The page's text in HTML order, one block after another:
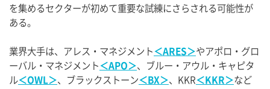
を集めるセクターが初めて重要な試練にさらされる可能性が
ある。
業界大手は、アレス・マネジメント ＜ARES＞やアポロ・グロ
ーバル・マネジメント ＜APO＞、ブルー・アウル・キャピタ
ル＜OWL＞、ブラックストーン＜BX＞、KKR＜KKR＞など